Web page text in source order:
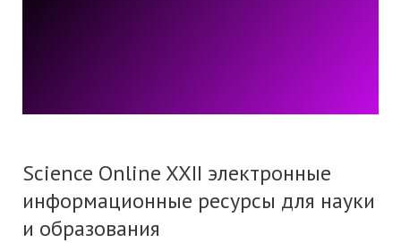
Science Online XXII электронные
информационные ресурсы для науки
и образования